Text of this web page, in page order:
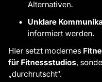
Alternativen.
Unklare
informiert werden.
Hier setzt modernes
für Fitnessstudios,
„durchrutscht“.